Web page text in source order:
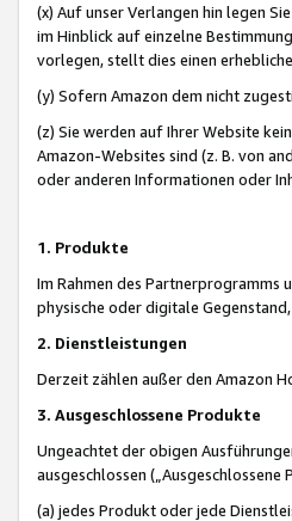
(x) Auf unser Verlangen hin legen
im Hinblick auf einzelne
vorlegen, stellt dies einen
(y) Sofern Amazon dem nicht
(z) Sie werden auf Ihrer Website
Amazon-Websites sind (z. B. von
oder anderen Informationen oder
1. Produkte
Im Rahmen des Partnerprogramms
physische oder digitale
2. Dienstleistungen
Derzeit zählen außer den Amazon
3. Ausgeschlossene Produkte
Ungeachtet der obigen
ausgeschlossen („Ausgeschlossene
(a) jedes Produkt oder jede